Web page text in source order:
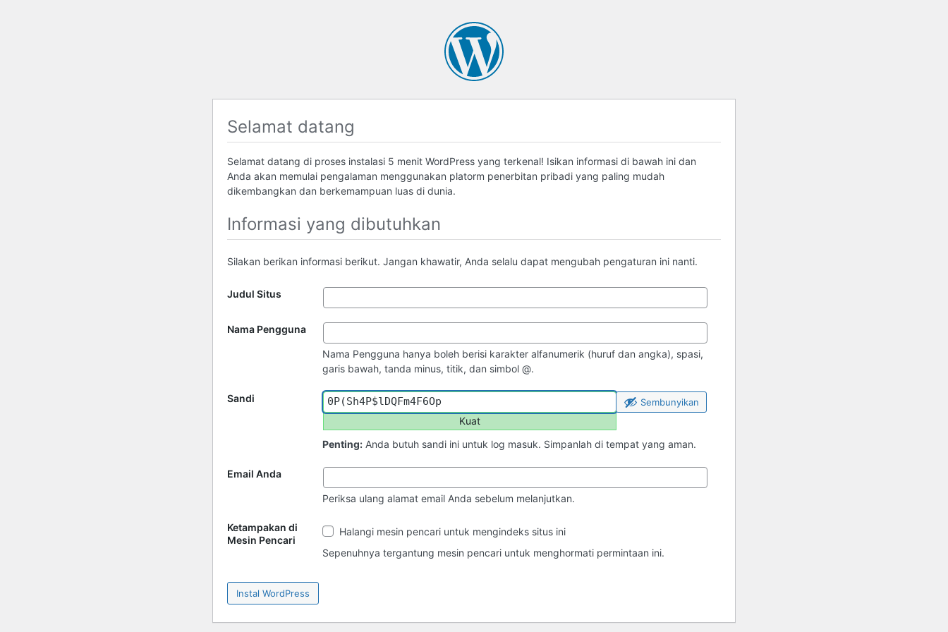
Selamat datang
Selamat datang di proses instalasi 5 menit WordPress yang terkenal! Isikan informasi di bawah ini dan
Anda akan memulai pengalaman menggunakan platorm penerbitan pribadi yang paling mudah
dikembangkan dan berkemampuan luas di dunia.
Informasi yang dibutuhkan
Silakan berikan informasi berikut. Jangan khawatir, Anda selalu dapat mengubah pengaturan ini nanti.
Judul Situs
Nama Pengguna
Nama Pengguna hanya boleh berisi karakter alfanumerik (huruf dan angka), spasi,
garis bawah, tanda minus, titik, dan simbol @.
Sandi
Kuat
Sembunyikan
Penting: Anda butuh sandi ini untuk log masuk. Simpanlah di tempat yang aman.
Email Anda
Periksa ulang alamat email Anda sebelum melanjutkan.
Ketampakan di
Mesin Pencari
Ketampakan
di
Mesin
Halangi mesin pencari untuk mengindeks situs ini
Sepenuhnya tergantung mesin pencari untuk menghormati permintaan ini.